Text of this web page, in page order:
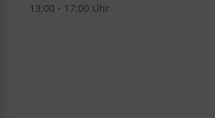
13:00 - 17:00 Uhr